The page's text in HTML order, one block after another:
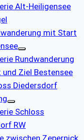
Alt-Heiligensee
mit Start
Rundwanderung
Ziel Bestensee
Diedersdorf
Schloss
RW
zwischen Zepernick